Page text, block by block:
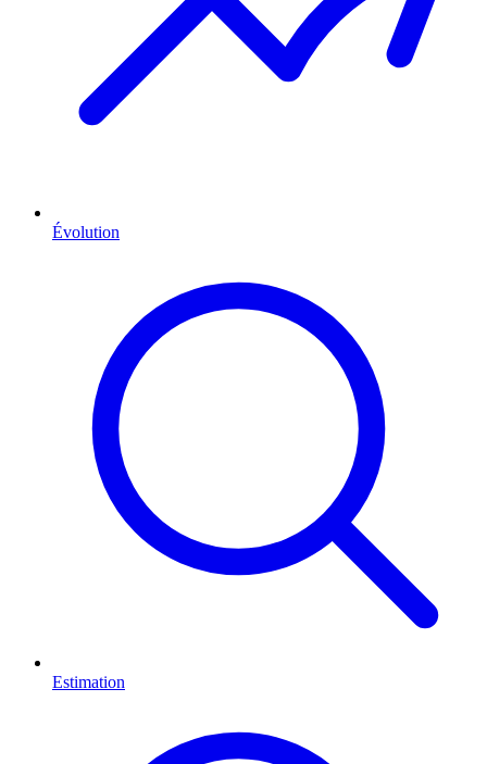
Évolution
Estimation